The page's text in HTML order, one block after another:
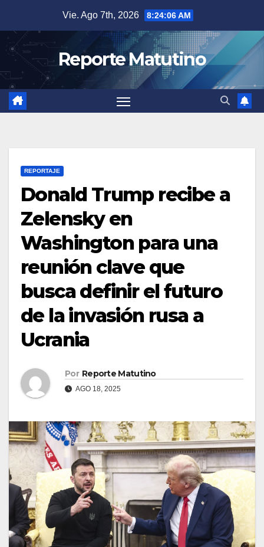
contenido
Vie. Ago 7th, 2026 8:24:07 AM
Reporte Matutino
REPORTAJE
Donald Trump recibe a
Zelensky en
Washington para una
reunión clave que
busca definir el futuro
de la invasión rusa a
Ucrania
Por Reporte Matutino
AGO 18, 2025